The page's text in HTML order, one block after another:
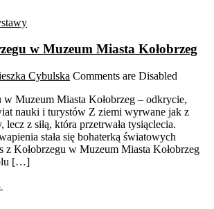
w Muzeum Miasta Kołobrzeg
Cybulska Comments are Disabled
w Muzeum Miasta Kołobrzeg – odkrycie,
nauki i turystów Z ziemi wyrwane jak z
lecz z siłą, która przetrwała tysiąclecia.
stała się bohaterką światowych
z Kołobrzegu w Muzeum Miasta Kołobrzeg
[…]